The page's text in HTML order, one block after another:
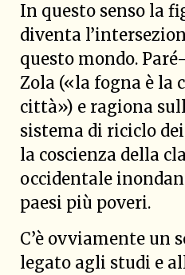
In questo senso la
diventa
questo mondo.
Zola («la fogna è la
città») e ragiona
sistema di riciclo
la coscienza della
occidentale
paesi più poveri.
C’è ovviamente un
legato agli studi e